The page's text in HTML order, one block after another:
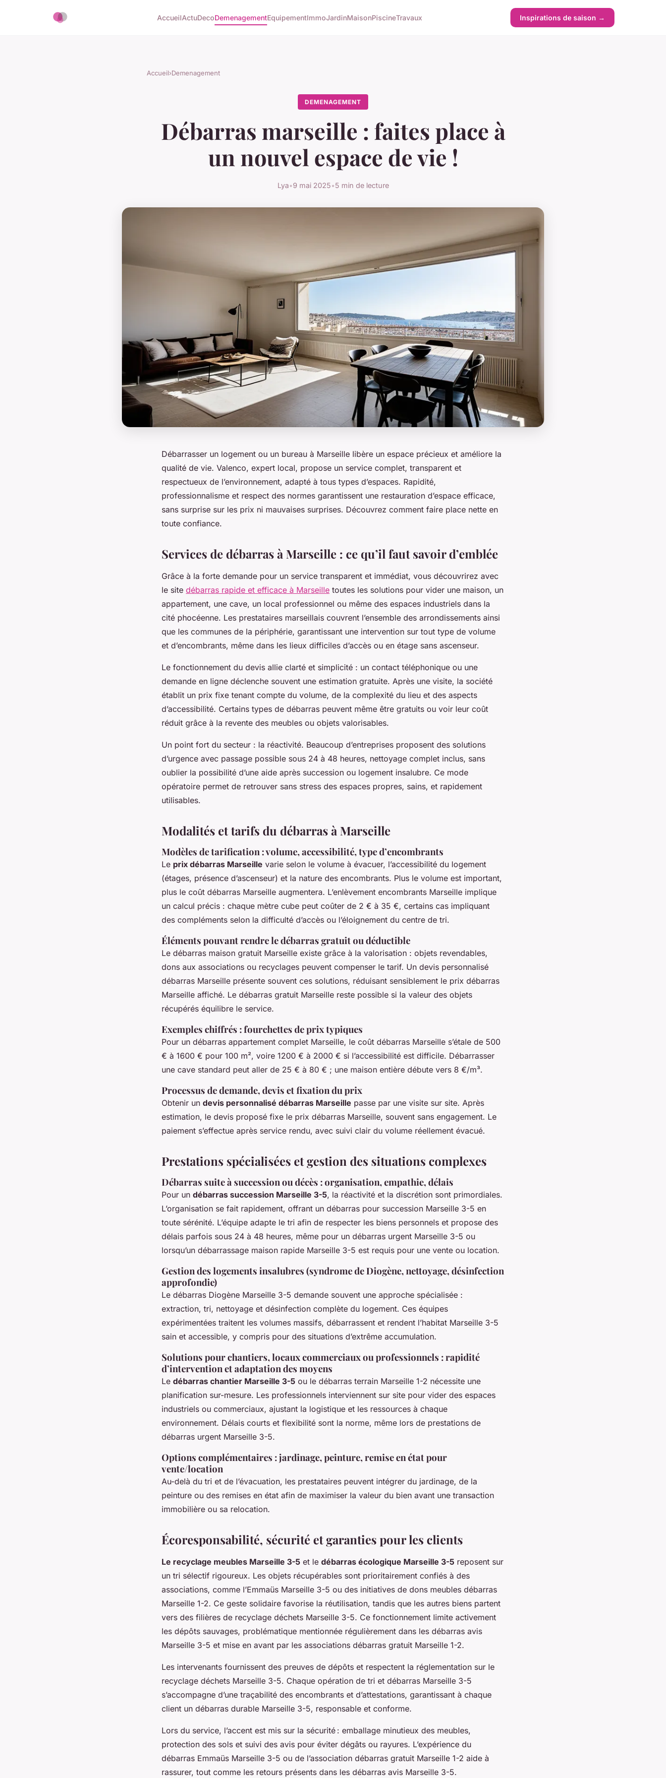
AccueilActuDecoDemenagementEquipementImmoJardinMaisonPiscineTravaux Inspirations de saison →
Accueil›Demenagement
DEMENAGEMENT
Débarras marseille : faites place à
un nouvel espace de vie !
Lya•9 mai 2025•5 min de lecture
Débarrasser un logement ou un bureau à Marseille libère un espace précieux et améliore la
qualité de vie. Valenco, expert local, propose un service complet, transparent et
respectueux de l’environnement, adapté à tous types d’espaces. Rapidité,
professionnalisme et respect des normes garantissent une restauration d’espace efficace,
sans surprise sur les prix ni mauvaises surprises. Découvrez comment faire place nette en
toute confiance.
Services de débarras à Marseille : ce qu’il faut savoir d’emblée
Grâce à la forte demande pour un service transparent et immédiat, vous découvrirez avec
le site débarras rapide et efficace à Marseille toutes les solutions pour vider une maison, un
appartement, une cave, un local professionnel ou même des espaces industriels dans la
cité phocéenne. Les prestataires marseillais couvrent l’ensemble des arrondissements ainsi
que les communes de la périphérie, garantissant une intervention sur tout type de volume
et d’encombrants, même dans les lieux difficiles d’accès ou en étage sans ascenseur.
Le fonctionnement du devis allie clarté et simplicité : un contact téléphonique ou une
demande en ligne déclenche souvent une estimation gratuite. Après une visite, la société
établit un prix fixe tenant compte du volume, de la complexité du lieu et des aspects
d’accessibilité. Certains types de débarras peuvent même être gratuits ou voir leur coût
réduit grâce à la revente des meubles ou objets valorisables.
Un point fort du secteur : la réactivité. Beaucoup d’entreprises proposent des solutions
d’urgence avec passage possible sous 24 à 48 heures, nettoyage complet inclus, sans
oublier la possibilité d’une aide après succession ou logement insalubre. Ce mode
opératoire permet de retrouver sans stress des espaces propres, sains, et rapidement
utilisables.
Modalités et tarifs du débarras à Marseille
Modèles de tarification : volume, accessibilité, type d’encombrants
Le prix débarras Marseille varie selon le volume à évacuer, l’accessibilité du logement
(étages, présence d’ascenseur) et la nature des encombrants. Plus le volume est important,
plus le coût débarras Marseille augmentera. L’enlèvement encombrants Marseille implique
un calcul précis : chaque mètre cube peut coûter de 2 € à 35 €, certains cas impliquant
des compléments selon la difficulté d’accès ou l’éloignement du centre de tri.
Éléments pouvant rendre le débarras gratuit ou déductible
Le débarras maison gratuit Marseille existe grâce à la valorisation : objets revendables,
dons aux associations ou recyclages peuvent compenser le tarif. Un devis personnalisé
débarras Marseille présente souvent ces solutions, réduisant sensiblement le prix débarras
Marseille affiché. Le débarras gratuit Marseille reste possible si la valeur des objets
récupérés équilibre le service.
Exemples chiffrés : fourchettes de prix typiques
Pour un débarras appartement complet Marseille, le coût débarras Marseille s’étale de 500
€ à 1600 € pour 100 m², voire 1200 € à 2000 € si l’accessibilité est difficile. Débarrasser
une cave standard peut aller de 25 € à 80 € ; une maison entière débute vers 8 €/m³.
Processus de demande, devis et fixation du prix
Obtenir un devis personnalisé débarras Marseille passe par une visite sur site. Après
estimation, le devis proposé fixe le prix débarras Marseille, souvent sans engagement. Le
paiement s’effectue après service rendu, avec suivi clair du volume réellement évacué.
Prestations spécialisées et gestion des situations complexes
Débarras suite à succession ou décès : organisation, empathie, délais
Pour un débarras succession Marseille 3-5, la réactivité et la discrétion sont primordiales.
L’organisation se fait rapidement, offrant un débarras pour succession Marseille 3-5 en
toute sérénité. L’équipe adapte le tri afin de respecter les biens personnels et propose des
délais parfois sous 24 à 48 heures, même pour un débarras urgent Marseille 3-5 ou
lorsqu’un débarrassage maison rapide Marseille 3-5 est requis pour une vente ou location.
Gestion des logements insalubres (syndrome de Diogène, nettoyage, désinfection
approfondie)
Le débarras Diogène Marseille 3-5 demande souvent une approche spécialisée :
extraction, tri, nettoyage et désinfection complète du logement. Ces équipes
expérimentées traitent les volumes massifs, débarrassent et rendent l’habitat Marseille 3-5
sain et accessible, y compris pour des situations d’extrême accumulation.
Solutions pour chantiers, locaux commerciaux ou professionnels : rapidité
d’intervention et adaptation des moyens
Le débarras chantier Marseille 3-5 ou le débarras terrain Marseille 1-2 nécessite une
planification sur-mesure. Les professionnels interviennent sur site pour vider des espaces
industriels ou commerciaux, ajustant la logistique et les ressources à chaque
environnement. Délais courts et flexibilité sont la norme, même lors de prestations de
débarras urgent Marseille 3-5.
Options complémentaires : jardinage, peinture, remise en état pour
vente/location
Au-delà du tri et de l’évacuation, les prestataires peuvent intégrer du jardinage, de la
peinture ou des remises en état afin de maximiser la valeur du bien avant une transaction
immobilière ou sa relocation.
Écoresponsabilité, sécurité et garanties pour les clients
Le recyclage meubles Marseille 3-5 et le débarras écologique Marseille 3-5 reposent sur
un tri sélectif rigoureux. Les objets récupérables sont prioritairement confiés à des
associations, comme l’Emmaüs Marseille 3-5 ou des initiatives de dons meubles débarras
Marseille 1-2. Ce geste solidaire favorise la réutilisation, tandis que les autres biens partent
vers des filières de recyclage déchets Marseille 3-5. Ce fonctionnement limite activement
les dépôts sauvages, problématique mentionnée régulièrement dans les débarras avis
Marseille 3-5 et mise en avant par les associations débarras gratuit Marseille 1-2.
Les intervenants fournissent des preuves de dépôts et respectent la réglementation sur le
recyclage déchets Marseille 3-5. Chaque opération de tri et débarras Marseille 3-5
s’accompagne d’une traçabilité des encombrants et d’attestations, garantissant à chaque
client un débarras durable Marseille 3-5, responsable et conforme.
Lors du service, l’accent est mis sur la sécurité : emballage minutieux des meubles,
protection des sols et suivi des avis pour éviter dégâts ou rayures. L’expérience du
débarras Emmaüs Marseille 3-5 ou de l’association débarras gratuit Marseille 1-2 aide à
rassurer, tout comme les retours présents dans les débarras avis Marseille 3-5.